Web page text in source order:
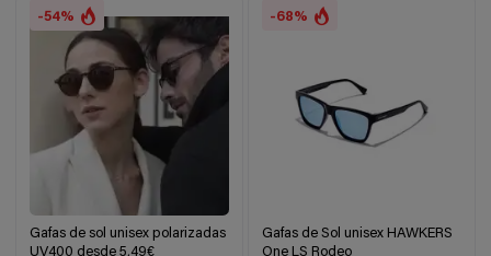
-54%
Gafas de sol unisex polarizadas
UV400 desde 5,49€
-68%
Gafas de Sol unisex HAWKERS
One LS Rodeo